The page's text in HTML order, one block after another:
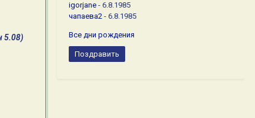
5.08)
igorjane - 6.8.1985
чапаева2 - 6.8.1985
Все дни рождения
Поздравить